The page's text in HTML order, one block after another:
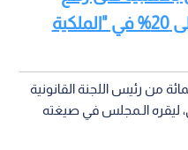
نسبة تعويض الاستملاك إلى 20% في "الملكية
من رئيس اللجنة القانونية
ليقره الـمجلس في صيغته